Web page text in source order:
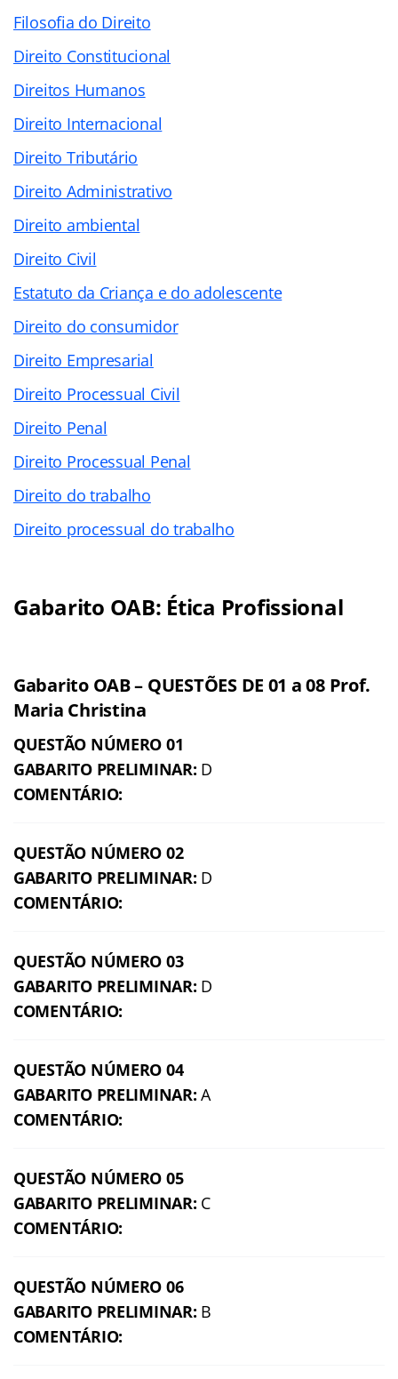
Filosofia do Direito
Direito Constitucional
Direitos Humanos
Direito Internacional
Direito Tributário
Direito Administrativo
Direito ambiental
Direito Civil
Estatuto da Criança e do adolescente
Direito do consumidor
Direito Empresarial
Direito Processual Civil
Direito Penal
Direito Processual Penal
Direito do trabalho
Direito processual do trabalho
Gabarito OAB: Ética Profissional
Gabarito OAB – QUESTÕES DE 01 a 08 Prof.
Maria Christina
QUESTÃO NÚMERO 01
GABARITO PRELIMINAR: D
COMENTÁRIO:
QUESTÃO NÚMERO 02
GABARITO PRELIMINAR: D
COMENTÁRIO:
QUESTÃO NÚMERO 03
GABARITO PRELIMINAR: D
COMENTÁRIO:
QUESTÃO NÚMERO 04
GABARITO PRELIMINAR: A
COMENTÁRIO:
QUESTÃO NÚMERO 05
GABARITO PRELIMINAR: C
COMENTÁRIO:
QUESTÃO NÚMERO 06
GABARITO PRELIMINAR: B
COMENTÁRIO: